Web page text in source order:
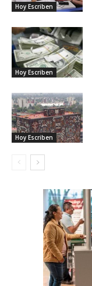
Hoy Escriben
Hoy Escriben
Hoy Escriben